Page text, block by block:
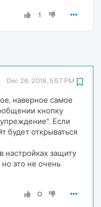
1
Dec 26, 2018, 5:57 PM
наверное самое
кнопку
Если
будет открываться
защиту
это не очень
0